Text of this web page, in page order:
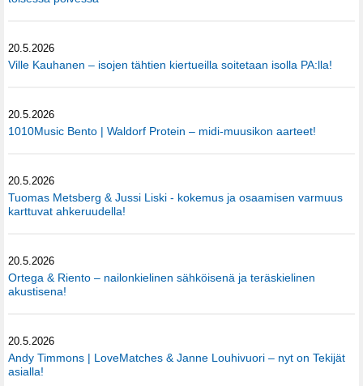
20.5.2026
Ville Kauhanen – isojen tähtien kiertueilla soitetaan isolla PA:lla!
20.5.2026
1010Music Bento | Waldorf Protein – midi-muusikon aarteet!
20.5.2026
Tuomas Metsberg & Jussi Liski - kokemus ja osaamisen varmuus
karttuvat ahkeruudella!
20.5.2026
Ortega & Riento – nailonkielinen sähköisenä ja teräskielinen
akustisena!
20.5.2026
Andy Timmons | LoveMatches & Janne Louhivuori – nyt on Tekijät
asialla!